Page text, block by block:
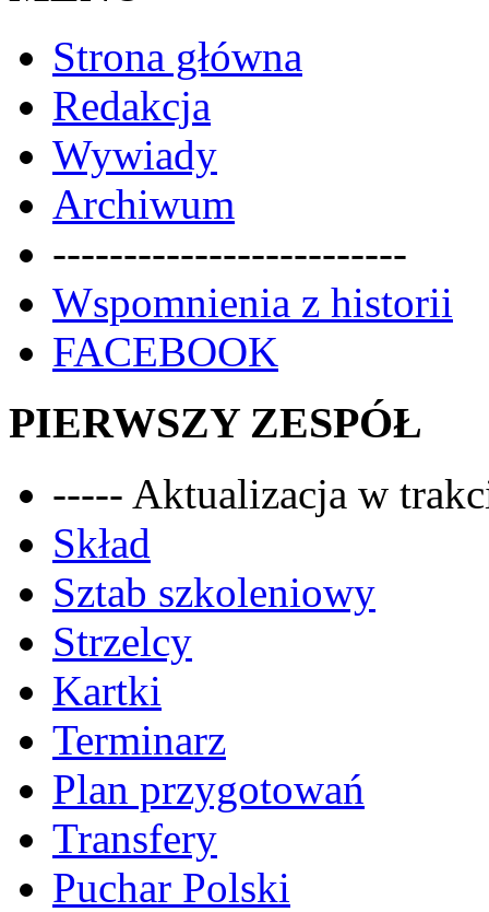
Strona główna
Redakcja
Wywiady
Archiwum
-------------------------
Wspomnienia z historii
FACEBOOK
PIERWSZY ZESPÓŁ
----- Aktualizacja w
Skład
Sztab szkoleniowy
Strzelcy
Kartki
Terminarz
Plan przygotowań
Transfery
Puchar Polski